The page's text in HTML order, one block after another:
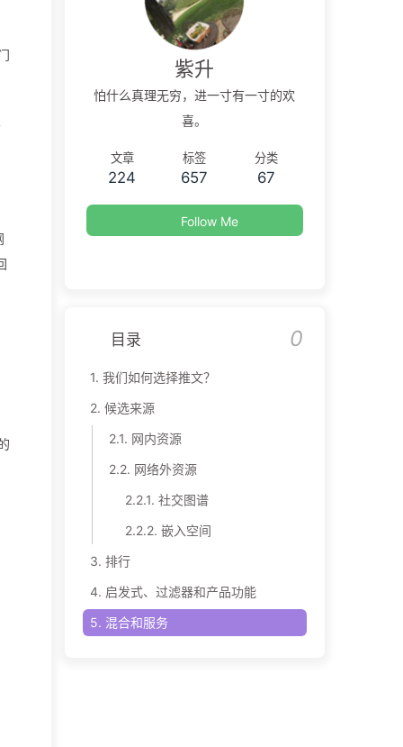
紫升
怕什么真理无穷，进一寸有一寸的欢
喜。
文章
224
标签
657
分类
67
Follow Me
目录 0
1. 我们如何选择推文？
2. 候选来源
2.1. 网内资源
2.2. 网络外资源
2.2.1. 社交图谱
2.2.2. 嵌入空间
3. 排行
4. 启发式、过滤器和产品功能
5. 混合和服务